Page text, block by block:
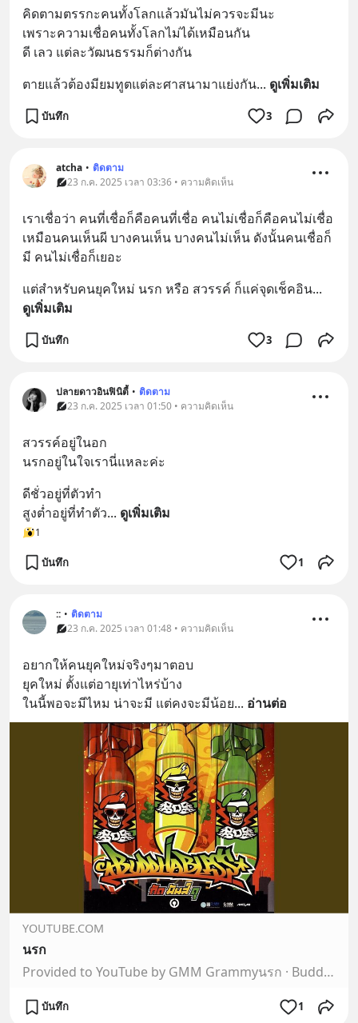
คิดตามตรรกะคนทั้งโลกแล้วมันไม่ควรจะมีนะ
เพราะความเชื่อคนทั้งโลกไม่ได้เหมือนกัน
ดี เลว แต่ละวัฒนธรรมก็ต่างกัน
ตายแล้วต้องมียมทูตแต่ละศาสนามาแย่งกัน... ดูเพิ่มเติม
บันทึก 3
atcha • ติดตาม
23 ก.ค. 2025 เวลา 03:36 • ความคิดเห็น
เราเชื่อว่า คนที่เชื่อก็คือคนที่เชื่อ คนไม่เชื่อก็คือคนไม่เชื่อ
เหมือนคนเห็นผี บางคนเห็น บางคนไม่เห็น ดังนั้นคนเชื่อก็
มี คนไม่เชื่อก็เยอะ
แต่สำหรับคนยุคใหม่ นรก หรือ สวรรค์ ก็แค่จุดเช็คอิน...
ดูเพิ่มเติม
บันทึก 3
ปลายดาวอินฟินิตี้ • ติดตาม
23 ก.ค. 2025 เวลา 01:50 • ความคิดเห็น
สวรรค์อยู่ในอก
นรกอยู่ในใจเรานี่แหละค่ะ
ดีชั่วอยู่ที่ตัวทำ
สูงต่ำอยู่ที่ทำตัว... ดูเพิ่มเติม
1
บันทึก 1
:: • ติดตาม
23 ก.ค. 2025 เวลา 01:48 • ความคิดเห็น
อยากให้คนยุคใหม่จริงๆมาตอบ
ยุคใหม่ ตั้งแต่อายุเท่าไหร่บ้าง
ในนี้พอจะมีไหม น่าจะมี แต่คงจะมีน้อย... อ่านต่อ
YOUTUBE.COM
นรก
Provided to YouTube by GMM Grammyนรก · Buddha BlessBUDDHA BLESS กัด มันส์ ดุ℗ GMM GRAMMY PCL.Released on: 2008-06-24Auto-generated by YouTube.
บันทึก 1